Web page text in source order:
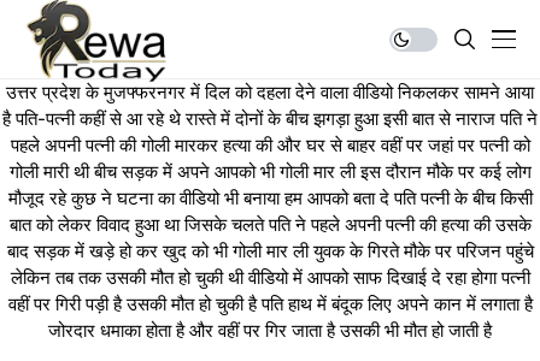
उत्तर प्रदेश के मुजफ्फरनगर में दिल को दहला देने वाला वीडियो निकलकर सामने आया
है पति-पत्नी कहीं से आ रहे थे रास्ते में दोनों के बीच झगड़ा हुआ इसी बात से नाराज पति ने
पहले अपनी पत्नी की गोली मारकर हत्या की और घर से बाहर वहीं पर जहां पर पत्नी को
गोली मारी थी बीच सड़क में अपने आपको भी गोली मार ली इस दौरान मौके पर कई लोग
मौजूद रहे कुछ ने घटना का वीडियो भी बनाया हम आपको बता दे पति पत्नी के बीच किसी
बात को लेकर विवाद हुआ था जिसके चलते पति ने पहले अपनी पत्नी की हत्या की उसके
बाद सड़क में खड़े हो कर खुद को भी गोली मार ली युवक के गिरते मौके पर परिजन पहुंचे
लेकिन तब तक उसकी मौत हो चुकी थी वीडियो में आपको साफ दिखाई दे रहा होगा पत्नी
वहीं पर गिरी पड़ी है उसकी मौत हो चुकी है पति हाथ में बंदूक लिए अपने कान में लगाता है
जोरदार धमाका होता है और वहीं पर गिर जाता है उसकी भी मौत हो जाती है